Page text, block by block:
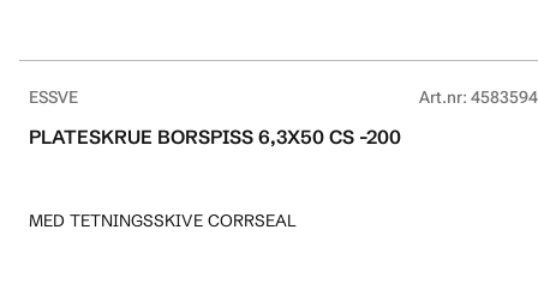
ESSVE Art.nr:
PLATESKRUE BORSPISS 6,3X50 CS -200
MED TETNINGSSKIVE CORRSEAL